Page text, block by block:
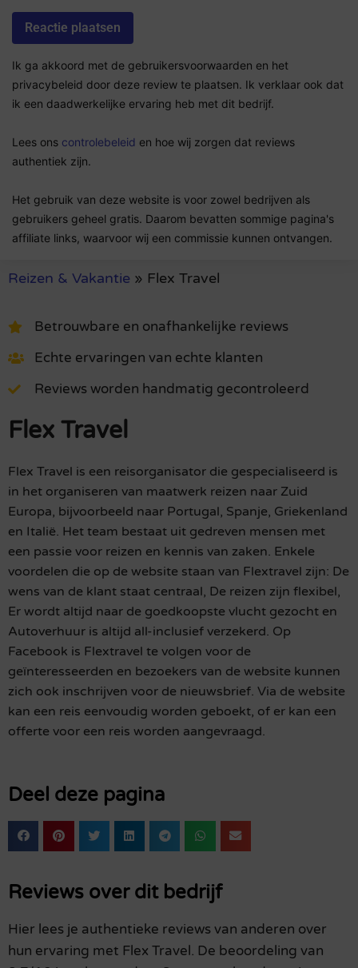
Ik ga akkoord met de gebruikersvoorwaarden en het
privacybeleid door deze review te plaatsen. Ik verklaar ook dat
ik een daadwerkelijke ervaring heb met dit bedrijf.
Lees ons controlebeleid en hoe wij zorgen dat reviews
authentiek zijn.
Het gebruik van deze website is voor zowel bedrijven als
gebruikers geheel gratis. Daarom bevatten sommige pagina's
affiliate links, waarvoor wij een commissie kunnen ontvangen.
Reizen & Vakantie » Flex Travel
Betrouwbare en onafhankelijke reviews
Echte ervaringen van echte klanten
Reviews worden handmatig gecontroleerd
Flex Travel
Flex Travel is een reisorganisator die gespecialiseerd is
in het organiseren van maatwerk reizen naar Zuid
Europa, bijvoorbeeld naar Portugal, Spanje, Griekenland
en Italië. Het team bestaat uit gedreven mensen met
een passie voor reizen en kennis van zaken. Enkele
voordelen die op de website staan van Flextravel zijn: De
wens van de klant staat centraal, De reizen zijn flexibel,
Er wordt altijd naar de goedkoopste vlucht gezocht en
Autoverhuur is altijd all-inclusief verzekerd. Op
Facebook is Flextravel te volgen voor de
geïnteresseerden en bezoekers van de website kunnen
zich ook inschrijven voor de nieuwsbrief. Via de website
kan een reis eenvoudig worden geboekt, of er kan een
offerte voor een reis worden aangevraagd.
Deel deze pagina
Reviews over dit bedrijf
Hier lees je authentieke reviews van anderen over
hun ervaring met Flex Travel. De beoordeling van